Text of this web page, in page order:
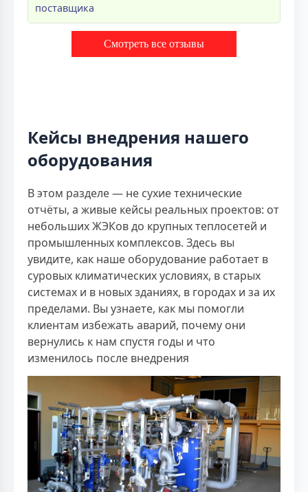
поставщика
Смотреть все отзывы
Кейсы внедрения нашего
оборудования
В этом разделе — не сухие технические
отчёты, а живые кейсы реальных проектов: от
небольших ЖЭКов до крупных теплосетей и
промышленных комплексов. Здесь вы
увидите, как наше оборудование работает в
суровых климатических условиях, в старых
системах и в новых зданиях, в городах и за их
пределами. Вы узнаете, как мы помогли
клиентам избежать аварий, почему они
вернулись к нам спустя годы и что
изменилось после внедрения